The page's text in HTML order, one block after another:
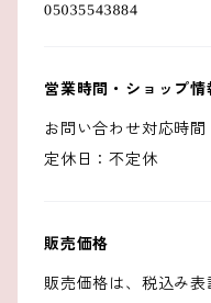
営業時間・ショップ情
お問い合わせ対応時間
定休日：不定休
販売価格
販売価格は、税込み表